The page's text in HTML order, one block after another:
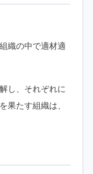
織の中で適材適
し、それぞれに
果たす組織は、